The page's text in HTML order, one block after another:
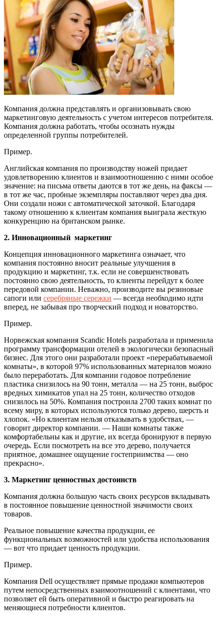
Компания должна представлять и организовывать свою
маркетинговую деятельность с учетом интересов потребителя.
Компания должна работать, чтобы осознать нужды
определенной группы потребителей.
Пример.
Английская компания по производству ножей придает
удовлетворению клиентов и взаимоотношению с ними особое
значение: на письма ответы даются в тот же день, на факсы —
в тот же час, пробные экземпляры поставляют через два дня.
Они создали ножи с автоматической заточкой. Благодаря
такому отношению к клиентам компания выиграла жесткую
конкуренцию на британском рынке.
2. Инновационный маркетинг
Концепция инновационного маркетинга означает, что
компания постоянно вносит реальные улучшения в
продукцию и маркетинг, т.к. если не совершенствовать
постоянно свою деятельность, то клиенты перейдут к более
передовой компании. Неважно, производите вы резиновые
сапоги или серебряные сережки — всегда необходимо идти
вперед, не забывая про творческий подход и новаторство.
Пример.
Норвежская компания Scandic Hotels разработала и применила
программу трансформации отелей в экологически безопасный
бизнес. Для этого они разработали проект «перерабатываемой
комнаты», в которой 97% использованных материалов можно
было переработать. Для компании годовое потребление
пластика снизилось на 90 тонн, металла — на 25 тонн, выброс
вредных химикатов упал на 25 тонн, количество отходов
снизилось на 50%. Компания построила 2700 таких комнат по
всему миру, в которых используются только дерево, шерсть и
хлопок. «Но клиентам нельзя отказывать в удобствах, —
говорит директор компании. — Наши комнаты также
комфортабельны как и другие, их всегда бронируют в первую
очередь. Если посмотреть на все это дерево, получается
приятное, домашнее ощущение гостеприимства — оно
прекрасно».
3. Маркетинг ценностных достоинств
Компания должна большую часть своих ресурсов вкладывать
в постоянное повышение ценностной значимости своих
товаров.
Реальное повышение качества продукции, ее
функциональных возможностей или удобства использования
— вот что придает ценность продукции.
Пример.
Компания Dell осуществляет прямые продажи компьютеров
путем непосредственных взаимоотношений с клиентами, что
позволяет ей быть оперативной и быстро реагировать на
меняющиеся потребности клиентов.